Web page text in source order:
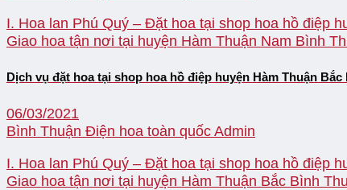
I. Hoa lan Phú Quý – Đặt hoa tại shop hoa hồ điệp
Giao hoa tận nơi tại huyện Hàm Thuận Nam Bình
Dịch vụ đặt hoa tại shop hoa hồ điệp huyện Hàm Thuận Bắc
06/03/2021
Bình Thuận Điện hoa toàn quốcAdmin
I. Hoa lan Phú Quý – Đặt hoa tại shop hoa hồ điệp
Giao hoa tận nơi tại huyện Hàm Thuận Bắc Bình